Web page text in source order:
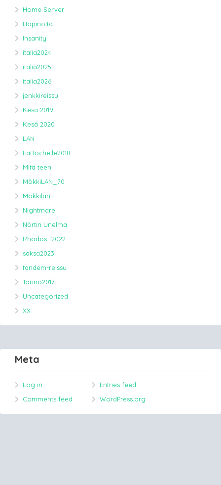
Home Server
Höpinöitä
Insanity
italia2024
italia2025
italia2026
jenkkireissu
Kesä 2019
Kesä 2020
LAN
LaRochelle2018
Mitä teen
MökkiLAN_70
MokkilanL
Nightmare
Nörtin Unelma
Rhodos_2022
saksa2023
tandem-reissu
Torino2017
Uncategorized
XX
Meta
Log in
Entries feed
Comments feed
WordPress.org